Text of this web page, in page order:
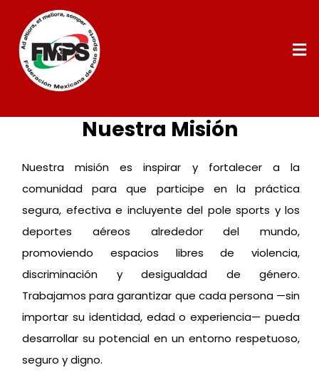
Nuestra Misión
Nuestra misión es inspirar y fortalecer a la
comunidad para que participe en la práctica
segura, efectiva e incluyente del pole sports y los
deportes aéreos alrededor del mundo,
promoviendo espacios libres de violencia,
discriminación y desigualdad de género.
Trabajamos para garantizar que cada persona —sin
importar su identidad, edad o experiencia— pueda
desarrollar su potencial en un entorno respetuoso,
seguro y digno.